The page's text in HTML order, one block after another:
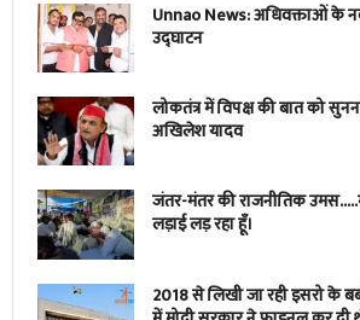
Unnao News: अधिवक्ताओं के
उद्घाटन
लोकतंत्र में विपक्ष की बात को
अखिलेश यादव
जंतर-मंतर की राजनीतिक
लड़ाई लड़ रहा हूँ।
2018 से लिखी जा रही इसरो के